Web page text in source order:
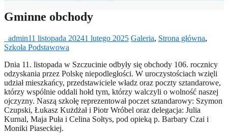
Gminne obchody
_admin11 listopada 20241 lutego 2025 Galeria, Strona główna,
Szkoła Podstawowa
Dnia 11. listopada w Szczucinie odbyły się obchody 106. rocznicy
odzyskania przez Polskę niepodległości. W uroczystościach wzięli
udział mieszkańcy, przedstawiciele władz oraz poczty sztandarowe,
którzy wspólnie oddali hołd tym, którzy walczyli o wolność naszej
ojczyzny. Naszą szkołę reprezentował poczet sztandarowy: Szymon
Czupski, Łukasz Kużdżał i Piotr Wróbel oraz delegacja: Julia
Kurnal, Maja Puła i Celina Sołtys, pod opieką p. Barbary Czai i
Moniki Piaseckiej.